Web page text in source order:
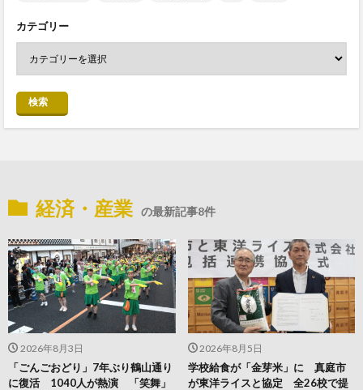
カテゴリー
検索
経済・産業 の最新記事8件
2026年8月5日
学校給食が「金芽米」に 真庭市
が東洋ライスと協定 全26校で提
2026年8月3日
「ごんごおどり」7年ぶり鶴山通り
に復活 1040人が熱演 「笑舞」